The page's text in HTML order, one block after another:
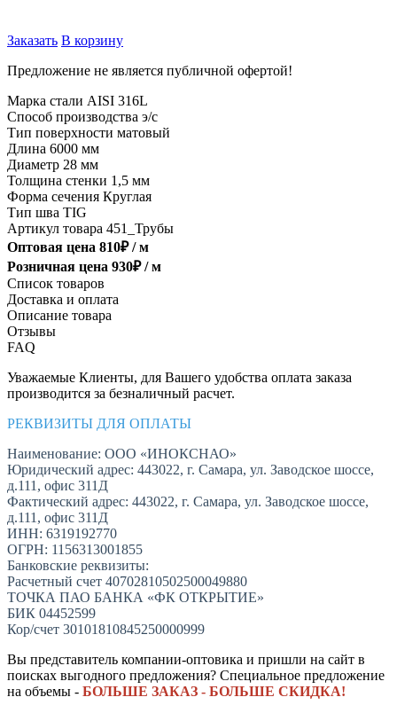
Заказать В корзину
Предложение не является публичной офертой!
Марка стали AISI 316L
Способ производства э/с
Тип поверхности матовый
Длина 6000 мм
Диаметр 28 мм
Толщина стенки 1,5 мм
Форма сечения Круглая
Тип шва TIG
Артикул товара 451_Трубы
Оптовая цена 810₽ /м
Розничная цена 930₽ /м
Список товаров
Доставка и оплата
Описание товара
Отзывы
FAQ
Уважаемые Клиенты, для Вашего удобства оплата заказа
производится за безналичный расчет.
РЕКВИЗИТЫ ДЛЯ ОПЛАТЫ
Наименование: ООО «ИНОКСНАО»
Юридический адрес: 443022, г. Самара, ул. Заводское шоссе,
д.111, офис 311Д
Фактический адрес: 443022, г. Самара, ул. Заводское шоссе,
д.111, офис 311Д
ИНН: 6319192770
ОГРН: 1156313001855
Банковские реквизиты:
Расчетный счет 40702810502500049880
ТОЧКА ПАО БАНКА «ФК ОТКРЫТИЕ»
БИК 04452599
Кор/счет 30101810845250000999
Вы представитель компании-оптовика и пришли на сайт в
поисках выгодного предложения? Специальное предложение
на объемы - БОЛЬШЕ ЗАКАЗ - БОЛЬШЕ СКИДКА!